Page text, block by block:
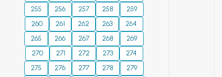
255
256 257 258
259
260
261 262 263
264
265
266 267 268
269
270
271 272 273
274
275
276 277 278
279